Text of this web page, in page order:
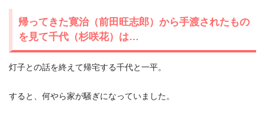
帰ってきた寛治（前田旺志郎）から手渡されたもの
を見て千代（杉咲花）は…
灯子との話を終えて帰宅する千代と一平。
すると、何やら家が騒ぎになっていました。